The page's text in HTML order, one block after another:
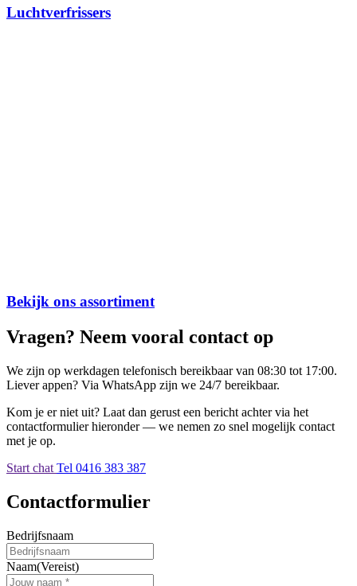
Luchtverfrissers
Bekijk ons assortiment
Vragen? Neem vooral contact op
We zijn op werkdagen telefonisch bereikbaar van 08:30 tot 17:00.
Liever appen? Via WhatsApp zijn we 24/7 bereikbaar.
Kom je er niet uit? Laat dan gerust een bericht achter via het
contactformulier hieronder — we nemen zo snel mogelijk contact
met je op.
Start chat Tel 0416 383 387
Contactformulier
Bedrijfsnaam
Naam(Vereist)